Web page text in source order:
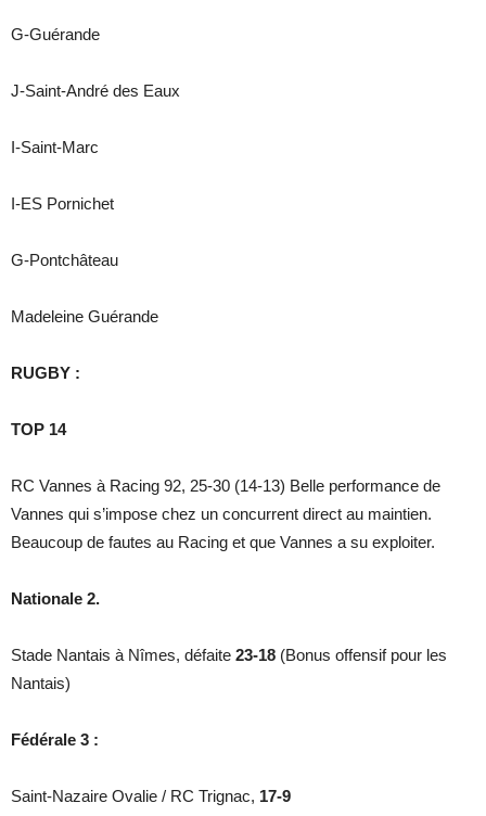
G-Guérande
J-Saint-André des Eaux
I-Saint-Marc
I-ES Pornichet
G-Pontchâteau
Madeleine Guérande
RUGBY :
TOP 14
RC Vannes à Racing 92, 25-30 (14-13) Belle performance de
Vannes qui s’impose chez un concurrent direct au maintien.
Beaucoup de fautes au Racing et que Vannes a su exploiter.
Nationale 2.
Stade Nantais à Nîmes, défaite 23-18 (Bonus offensif pour les
Nantais)
Fédérale 3 :
Saint-Nazaire Ovalie / RC Trignac, 17-9